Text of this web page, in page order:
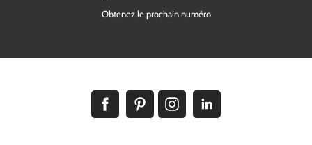
Obtenez le prochain numéro